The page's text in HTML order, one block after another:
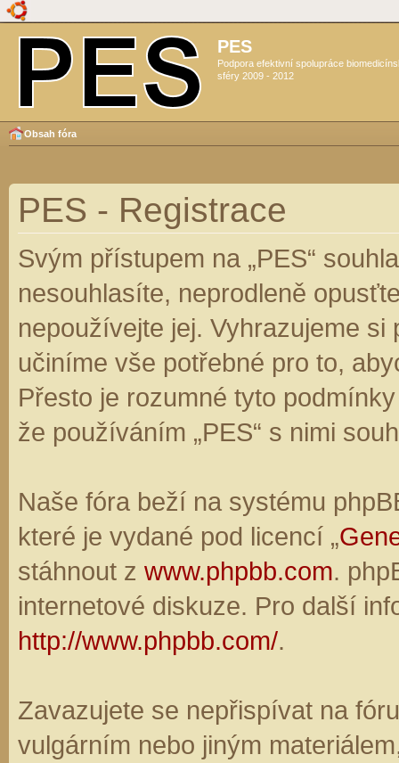
PES
Podpora efektivní spolupráce
sféry 2009 - 2012
Obsah fóra
PES - Registrace
Svým přístupem na „PES“
nesouhlasíte, neprodleně
nepoužívejte jej. Vyhrazujeme
učiníme vše potřebné pro to,
Přesto je rozumné tyto
že používáním „PES“ s nimi
Naše fóra beží na systému
které je vydané pod licencí „
stáhnout z www.phpbb.com.
internetové diskuze. Pro další
http://www.phpbb.com/.
Zavazujete se nepřispívat na
vulgárním nebo jiným